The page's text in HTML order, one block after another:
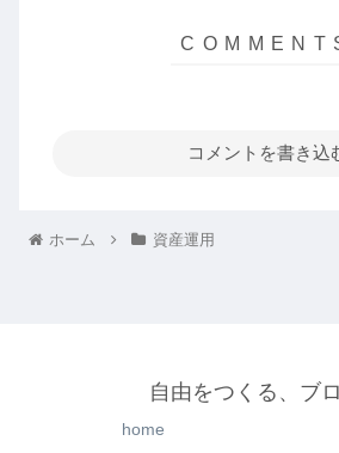
コメントを書き込
ホーム 資産運用
自由をつくる、ブロ
home